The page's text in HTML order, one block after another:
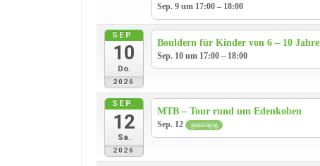
Sep. 9 um 17:00 – 18:00
SEP.
10
Do.
2026
Bouldern für Kinder von 6 – 10
Sep. 10 um 17:00 – 18:00
SEP.
12
Sa.
2026
MTB – Tour rund um Edenkoben
Sep. 12 ganztägig